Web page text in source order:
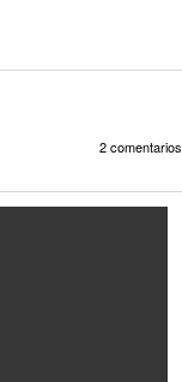
2 comentarios